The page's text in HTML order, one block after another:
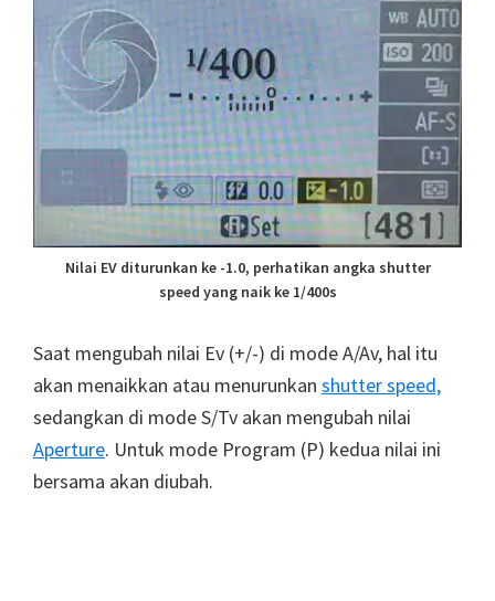
Nilai EV diturunkan ke -1.0, perhatikan angka shutter
speed yang naik ke 1/400s
Saat mengubah nilai Ev (+/-) di mode A/Av, hal itu
akan menaikkan atau menurunkan shutter speed,
sedangkan di mode S/Tv akan mengubah nilai
Aperture. Untuk mode Program (P) kedua nilai ini
bersama akan diubah.